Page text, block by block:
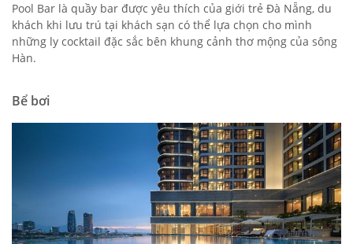
Pool Bar là quầy bar được yêu thích của giới trẻ Đà Nẵng, du
khách khi lưu trú tại khách sạn có thể lựa chọn cho mình
những ly cocktail đặc sắc bên khung cảnh thơ mộng của sông
Hàn.
Bể bơi